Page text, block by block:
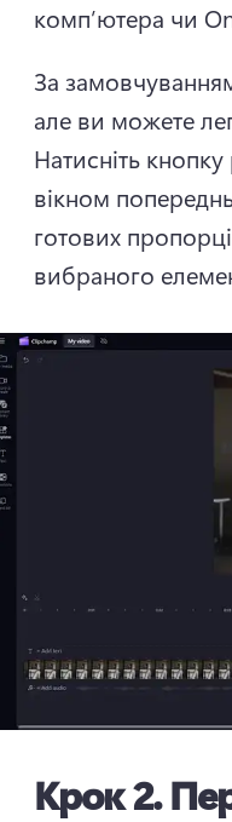
комп’ютера чи
За
Натисніть
вікном
готових
вибраного
Крок 2.